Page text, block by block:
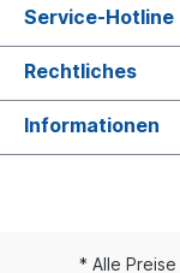
Service-Hotline
Rechtliches
Informationen
* Alle